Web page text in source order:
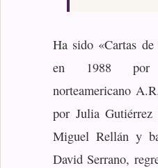
Ha sido «Cartas
en 1988 por
norteamericano
por Julia
Miguel Rellán y
David Serrano,